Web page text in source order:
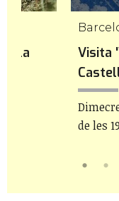
a la
Visita
de les